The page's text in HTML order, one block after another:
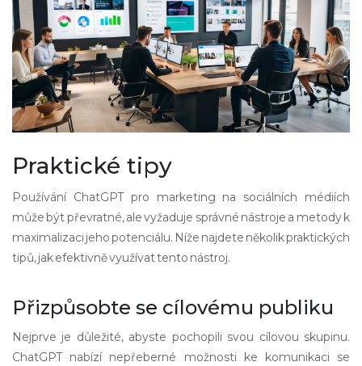
Praktické tipy
Používání ChatGPT pro marketing na sociálních médiích
může být převratné, ale vyžaduje správné nástroje a metody k
maximalizaci jeho potenciálu. Níže najdete několik praktických
tipů, jak efektivně využívat tento nástroj.
Přizpůsobte se cílovému publiku
Nejprve je důležité, abyste pochopili svou cílovou skupinu.
ChatGPT nabízí nepřeberné možnosti ke komunikaci se